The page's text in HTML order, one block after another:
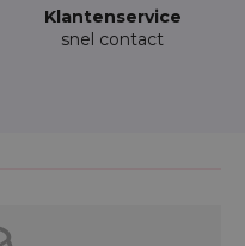
Klantenservice
snel contact